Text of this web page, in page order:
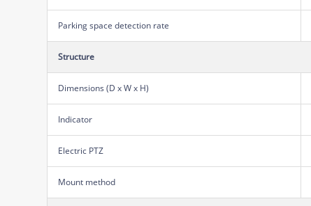
Parking space detection rate
Structure
Dimensions (D x W x H)
Indicator
Electric PTZ
Mount method